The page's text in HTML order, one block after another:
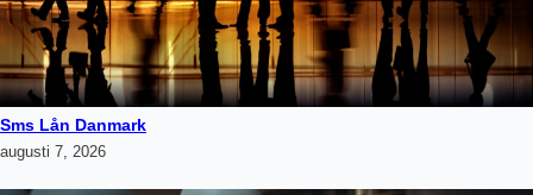
Sms Lån Danmark
augusti 7, 2026